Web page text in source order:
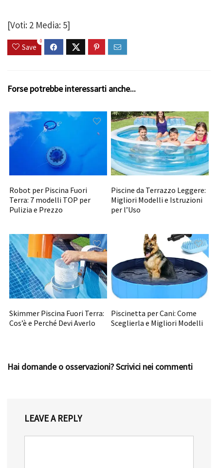
[Voti: 2 Media: 5]
Save
0
Forse potrebbe interessarti anche...
Robot per Piscina Fuori
Terra: 7 modelli TOP per
Pulizia e Prezzo
Piscine da Terrazzo Leggere:
Migliori Modelli e Istruzioni
per l’Uso
Skimmer Piscina Fuori Terra:
Cos’è e Perché Devi Averlo
Piscinetta per Cani: Come
Sceglierla e Migliori Modelli
Hai domande o osservazioni? Scrivici nei commenti
LEAVE A REPLY